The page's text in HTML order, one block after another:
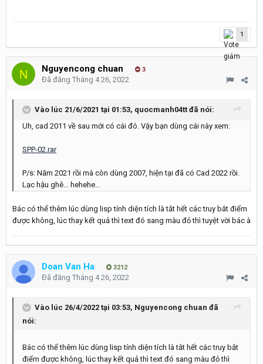
1
Nguyencong chuan 3
Đã đăng Tháng 4 26, 2022
Vào lúc 21/6/2021 tại 01:53, quocmanh04tt đã nói:
Uh, cad 2011 về sau mới có cái đó. Vậy bạn dùng cái này xem:
SPP-02.rar
P/s: Năm 2021 rồi mà còn dùng 2007, hiện tại đã có Cad 2022 rồi.
Lạc hậu ghê... hehehe...
Bác có thể thêm lúc dùng lisp tính diện tích là tắt hết các truy bắt điểm
được không, lúc thay kết quả thì text đó sang màu đỏ thì tuyệt vời bác à
Doan Van Ha 3212
Đã đăng Tháng 4 26, 2022
Vào lúc 26/4/2022 tại 03:53, Nguyencong chuan đã
nói:
Bác có thể thêm lúc dùng lisp tính diện tích là tắt hết các truy bắt
điểm được không, lúc thay kết quả thì text đó sang màu đỏ thì